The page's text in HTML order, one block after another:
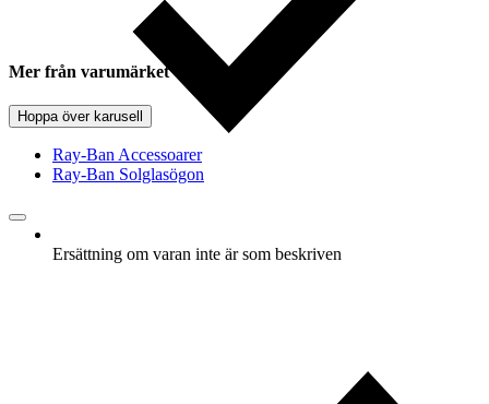
Ersättning om varan inte är som beskriven
Mer från varumärket
Hoppa över karusell
Ray-Ban Accessoarer
Ray-Ban Solglasögon